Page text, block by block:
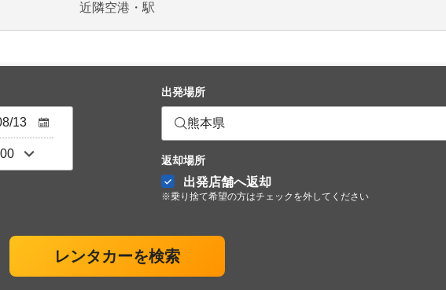
近隣空港・駅
出発場所
熊本県
返却場所
出発店舗へ返却
※乗り捨て希望の方はチェックを外してください
レンタカーを検索